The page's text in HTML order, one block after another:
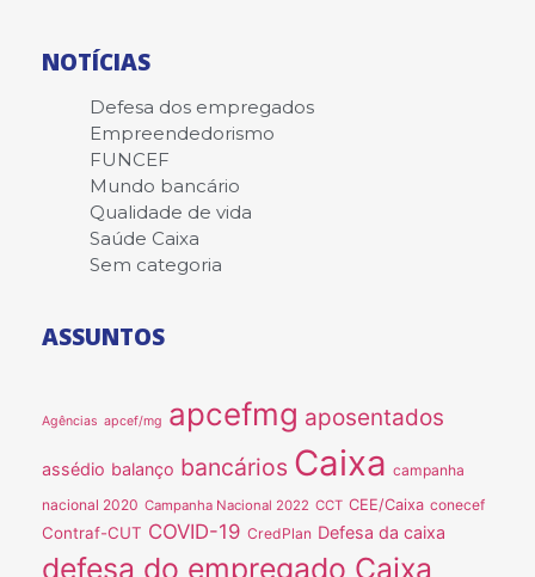
NOTÍCIAS
Defesa dos empregados
Empreendedorismo
FUNCEF
Mundo bancário
Qualidade de vida
Saúde Caixa
Sem categoria
ASSUNTOS
Agências apcef/mg apcefmg aposentados
assédio balanço bancários Caixa campanha
nacional 2020 Campanha Nacional 2022 CCT CEE/Caixa conecef
Contraf-CUT COVID-19 CredPlan Defesa da caixa
defesa do empregado Caixa